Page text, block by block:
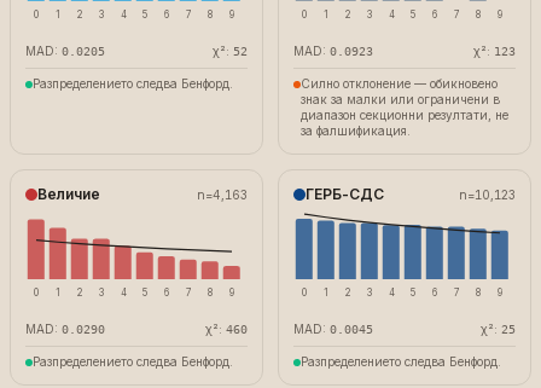
0 1 2 3 4 5 6 7 8 9
MAD: 0.0205 χ²: 52
Разпределението следва Бенфорд.
0 1 2 3 4 5 6 7 8 9
MAD: 0.0923 χ²: 123
Силно отклонение — обикновено
знак за малки или ограничени в
диапазон секционни резултати, не
за фалшификация.
Величие n=4,163
0 1 2 3 4 5 6 7 8 9
MAD: 0.0290 χ²: 460
Разпределението следва Бенфорд.
ГЕРБ-СДС n=10,123
0 1 2 3 4 5 6 7 8 9
MAD: 0.0045 χ²: 25
Разпределението следва Бенфорд.